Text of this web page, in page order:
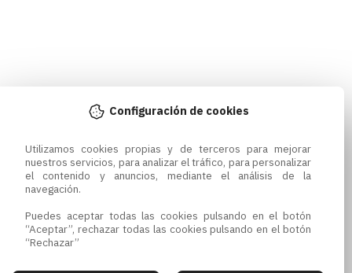
Configuración de cookies
Utilizamos cookies propias y de terceros para mejorar
nuestros servicios, para analizar el tráfico, para personalizar
el contenido y anuncios, mediante el análisis de la
navegación.
Puedes aceptar todas las cookies pulsando en el botón
“Aceptar”, rechazar todas las cookies pulsando en el botón
“Rechazar”